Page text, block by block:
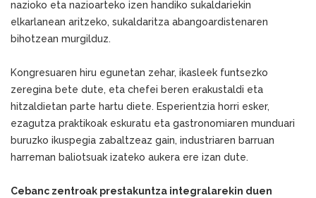
nazioko eta nazioarteko izen handiko sukaldariekin
elkarlanean aritzeko, sukaldaritza abangoardistenaren
bihotzean murgilduz.
Kongresuaren hiru egunetan zehar, ikasleek funtsezko
zeregina bete dute, eta chefei beren erakustaldi eta
hitzaldietan parte hartu diete. Esperientzia horri esker,
ezagutza praktikoak eskuratu eta gastronomiaren munduari
buruzko ikuspegia zabaltzeaz gain, industriaren barruan
harreman baliotsuak izateko aukera ere izan dute.
Cebanc zentroak prestakuntza integralarekin duen